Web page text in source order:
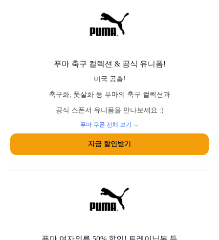
푸마 축구 컬렉션 & 공식 유니폼!
미국 공홈!
축구화, 풋살화 등 푸마의 축구 컬렉션과
공식 스폰서 유니폼을 만나보세요 :)
푸마 쿠폰 전체 보기 →
지금 할인받기